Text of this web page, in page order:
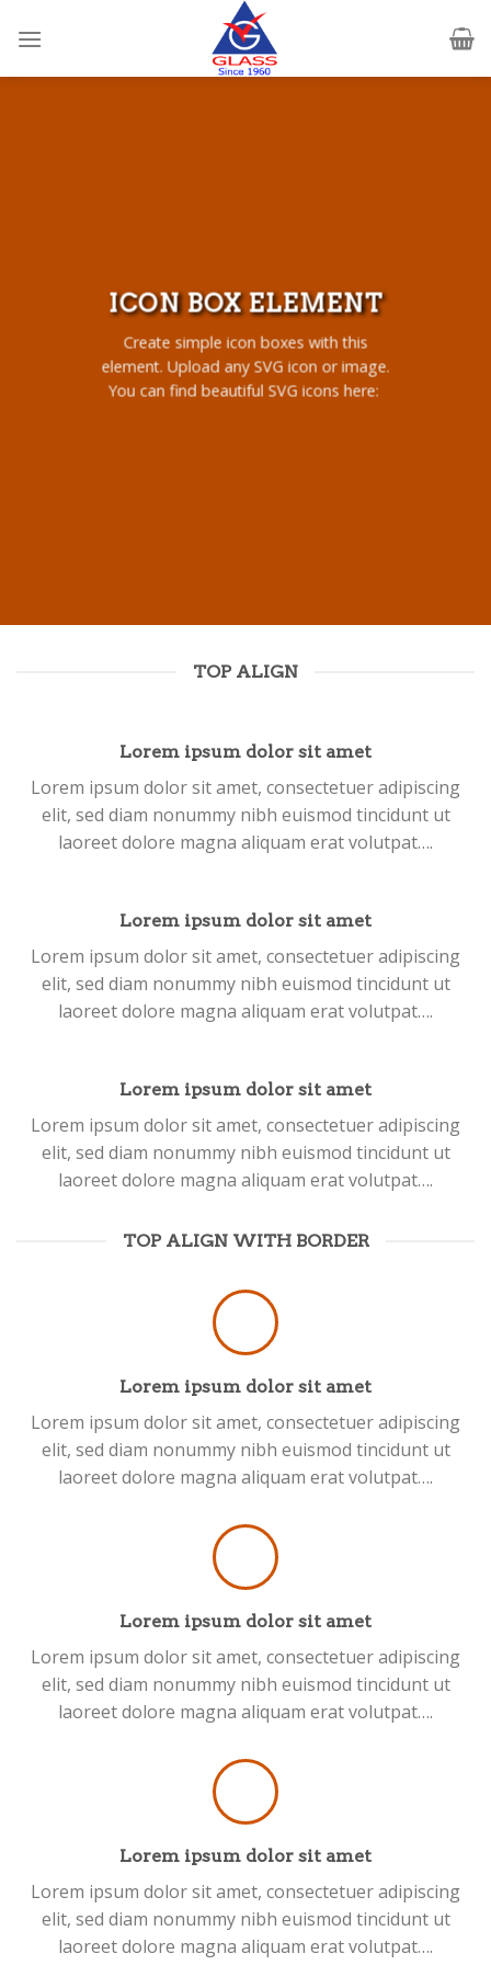
ICON BOX ELEMENT
Create simple icon boxes with this
element. Upload any SVG icon or image.
You can find beautiful SVG icons here:
TOP ALIGN
Lorem ipsum dolor sit amet
Lorem ipsum dolor sit amet, consectetuer adipiscing
elit, sed diam nonummy nibh euismod tincidunt ut
laoreet dolore magna aliquam erat volutpat….
Lorem ipsum dolor sit amet
Lorem ipsum dolor sit amet, consectetuer adipiscing
elit, sed diam nonummy nibh euismod tincidunt ut
laoreet dolore magna aliquam erat volutpat….
Lorem ipsum dolor sit amet
Lorem ipsum dolor sit amet, consectetuer adipiscing
elit, sed diam nonummy nibh euismod tincidunt ut
laoreet dolore magna aliquam erat volutpat….
TOP ALIGN WITH BORDER
Lorem ipsum dolor sit amet
Lorem ipsum dolor sit amet, consectetuer adipiscing
elit, sed diam nonummy nibh euismod tincidunt ut
laoreet dolore magna aliquam erat volutpat….
Lorem ipsum dolor sit amet
Lorem ipsum dolor sit amet, consectetuer adipiscing
elit, sed diam nonummy nibh euismod tincidunt ut
laoreet dolore magna aliquam erat volutpat….
Lorem ipsum dolor sit amet
Lorem ipsum dolor sit amet, consectetuer adipiscing
elit, sed diam nonummy nibh euismod tincidunt ut
laoreet dolore magna aliquam erat volutpat….